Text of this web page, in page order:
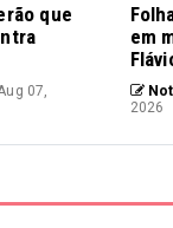
que
07,
em
2026